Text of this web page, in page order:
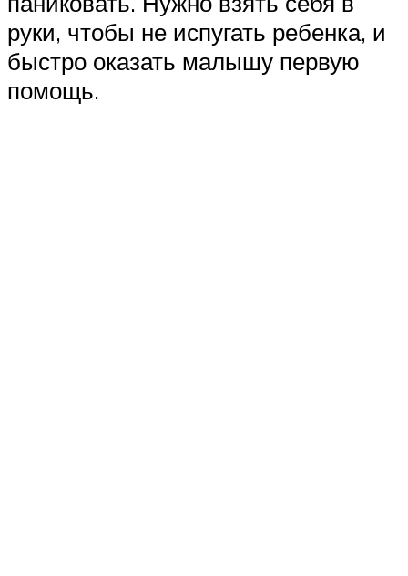
руки, чтобы не испугать ребенка, и
быстро оказать малышу первую
помощь.